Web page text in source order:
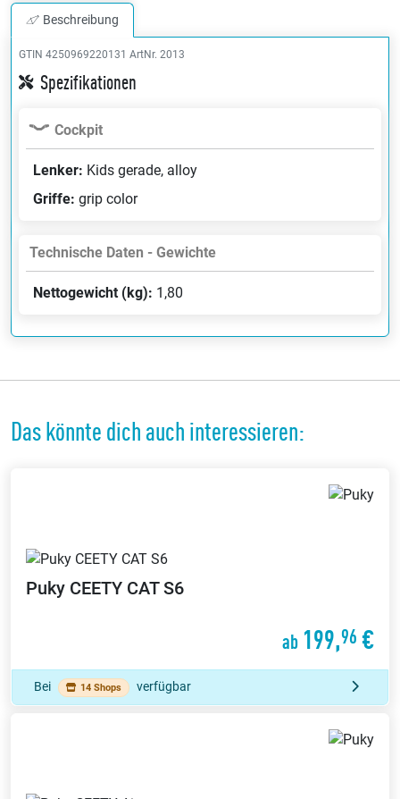
Beschreibung
GTIN 4250969220131 ArtNr. 2013
Spezifikationen
Cockpit
Lenker: Kids gerade, alloy
Griffe: grip color
Technische Daten - Gewichte
Nettogewicht (kg): 1,80
Das könnte dich auch interessieren:
Puky CEETY CAT S6
ab 199,96 €
Bei 14 Shops verfügbar